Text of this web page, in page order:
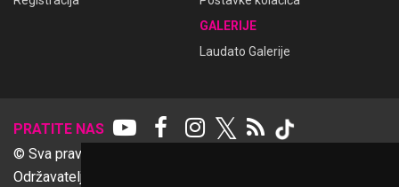
GALERIJE
Laudato Galerije
PRATITE NAS 𝕏
© Sva prava pridržana Udruga Ime dobrote
Održavatelj Netcom d.o.o., Riva 6, Rijeka